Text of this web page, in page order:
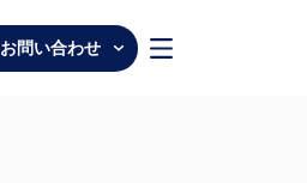
お問い合わせ